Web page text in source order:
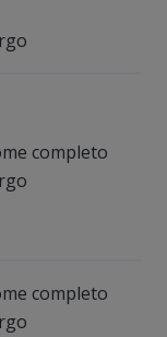
completo
completo